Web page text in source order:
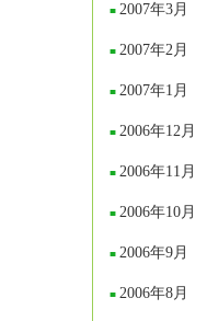
2007年3月
2007年2月
2007年1月
2006年12月
2006年11月
2006年10月
2006年9月
2006年8月